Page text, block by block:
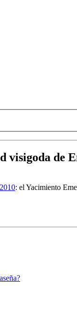
visigoda de
: el Yacimiento